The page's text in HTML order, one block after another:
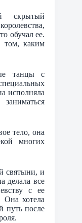
скрытый
обучал ее.
том, каким
танцы с
исполняла
тело, она
многих
святыни, и
делала все
с ее
Она хотела
путь после